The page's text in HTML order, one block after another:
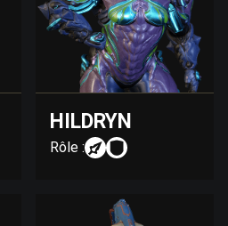
HILDRYN
Rôle :